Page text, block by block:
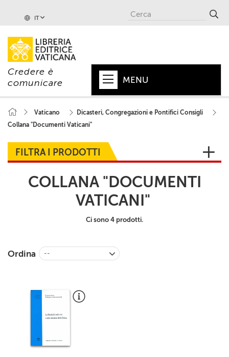
IT
Credere è
comunicare
MENU
+
VATICANO
MONDO
COLLANE
CEI
Vaticano
Dicasteri, Congregazioni e Pontifici Consigli
Collana "Documenti Vaticani"
FILTRA I PRODOTTI
COLLANA "DOCUMENTI
VATICANI"
Ci sono 4 prodotti.
Ordina --